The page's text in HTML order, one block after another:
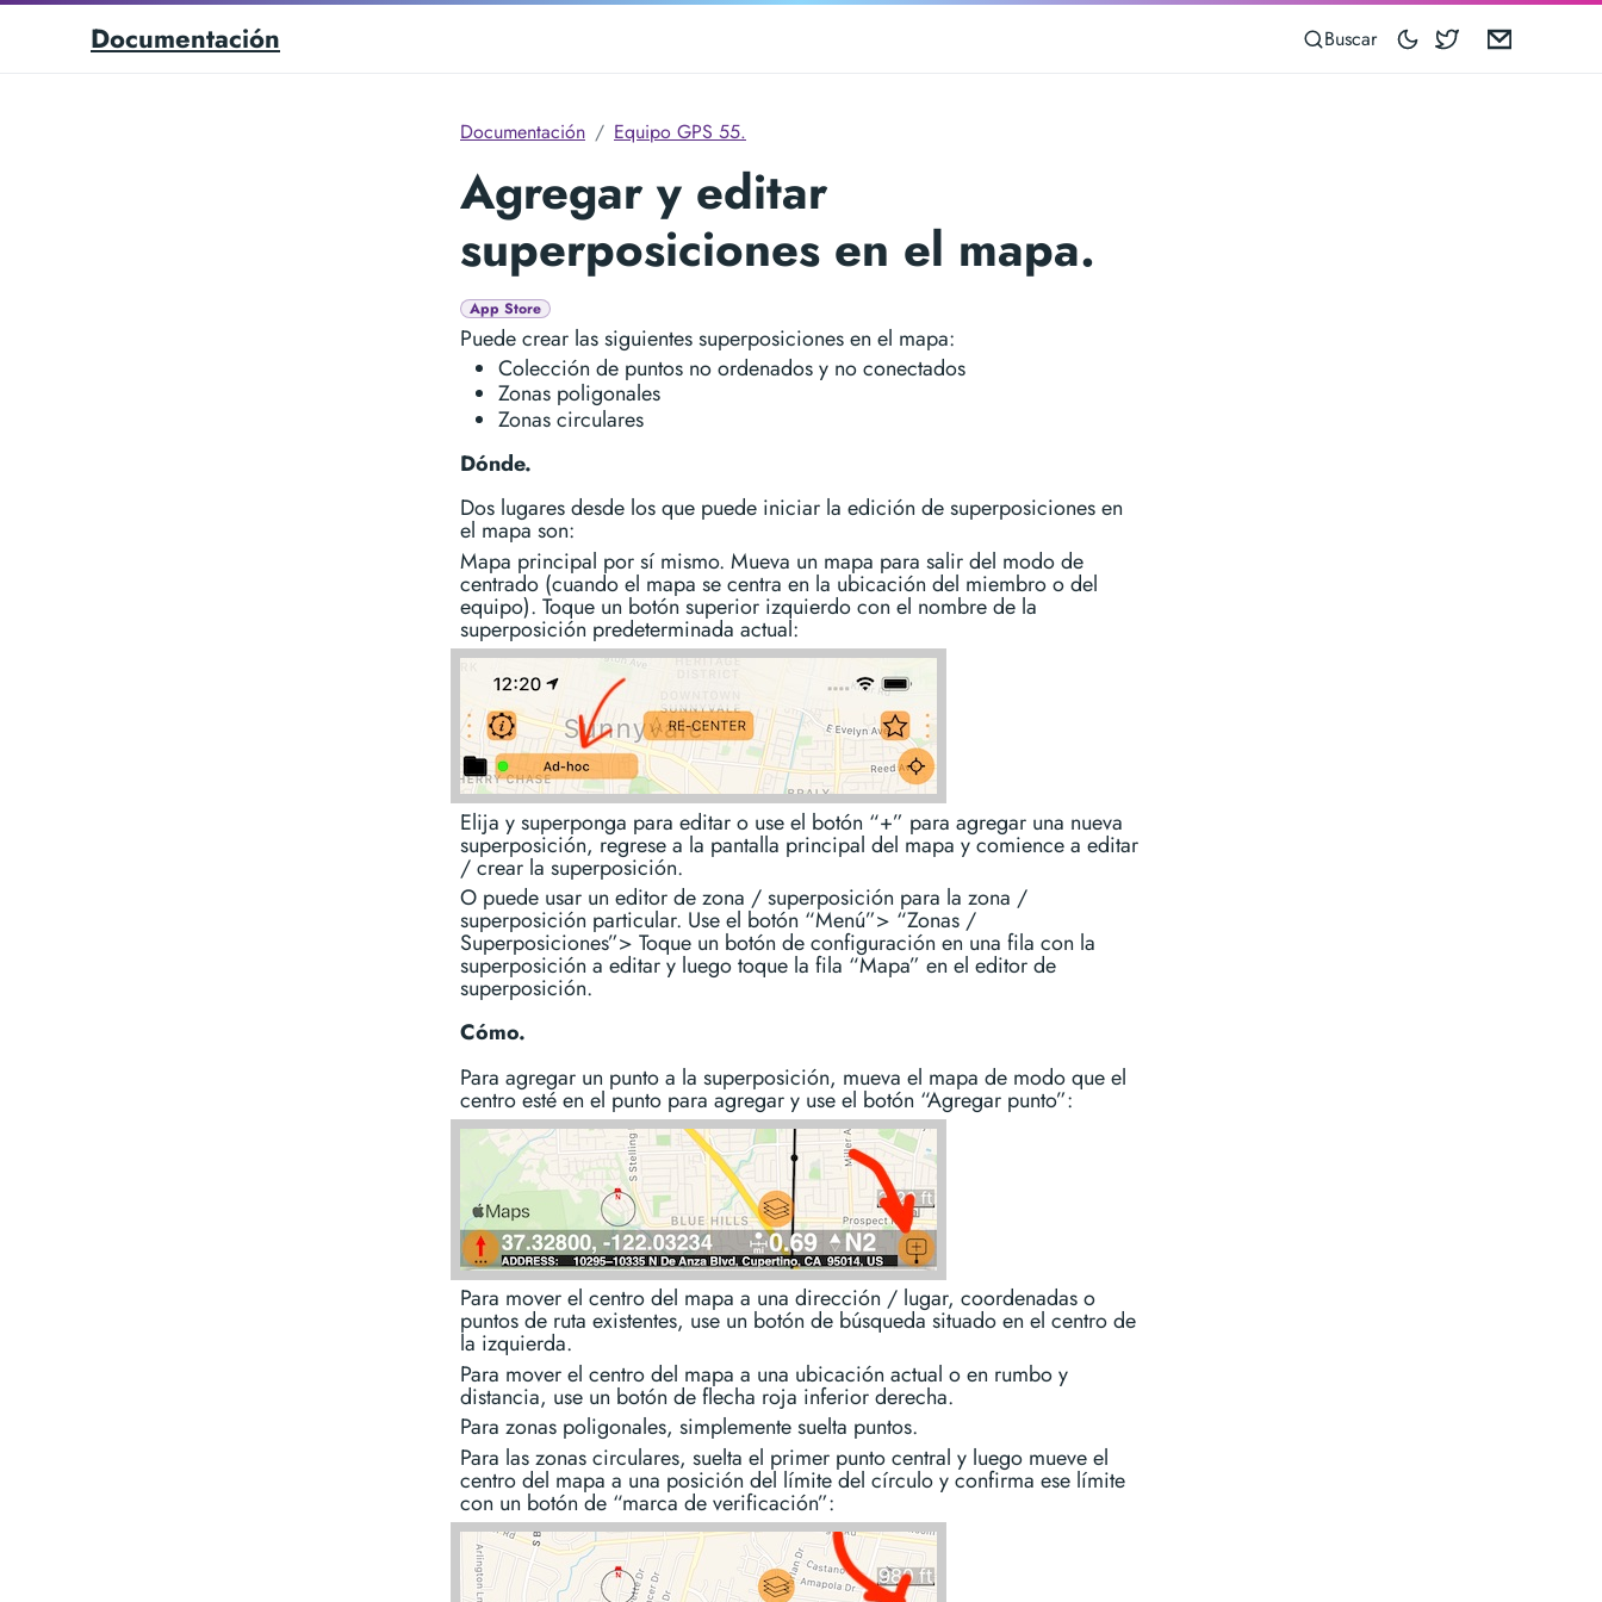
Documentación Buscar Blocoware on
Documentación Equipo GPS 55.
Agregar y editar
superposiciones en el mapa.
App Store
Puede crear las siguientes superposiciones en el mapa:
Colección de puntos no ordenados y no conectados
Zonas poligonales
Zonas circulares
Dónde.
Dos lugares desde los que puede iniciar la edición de superposiciones en
el mapa son:
Mapa principal por sí mismo. Mueva un mapa para salir del modo de
centrado (cuando el mapa se centra en la ubicación del miembro o del
equipo). Toque un botón superior izquierdo con el nombre de la
superposición predeterminada actual:
Elija y superponga para editar o use el botón “+” para agregar una nueva
superposición, regrese a la pantalla principal del mapa y comience a editar
/ crear la superposición.
O puede usar un editor de zona / superposición para la zona /
superposición particular. Use el botón “Menú”> “Zonas /
Superposiciones”> Toque un botón de configuración en una fila con la
superposición a editar y luego toque la fila “Mapa” en el editor de
superposición.
Cómo.
Para agregar un punto a la superposición, mueva el mapa de modo que el
centro esté en el punto para agregar y use el botón “Agregar punto”:
Para mover el centro del mapa a una dirección / lugar, coordenadas o
puntos de ruta existentes, use un botón de búsqueda situado en el centro de
la izquierda.
Para mover el centro del mapa a una ubicación actual o en rumbo y
distancia, use un botón de flecha roja inferior derecha.
Para zonas poligonales, simplemente suelta puntos.
Para las zonas circulares, suelta el primer punto central y luego mueve el
centro del mapa a una posición del límite del círculo y confirma ese límite
con un botón de “marca de verificación”: